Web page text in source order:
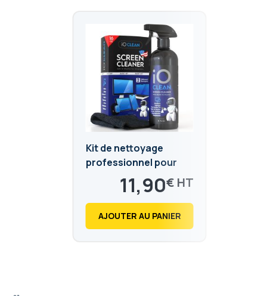
Kit de nettoyage
professionnel pour
écrans tactiles et
écrans LED11,90€
14,28
AJOUTER AU PANIER